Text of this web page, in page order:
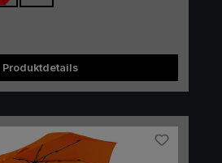
belastbar. Zudem begeistert der
geräumigen Durchmesser,
und seine handlichen Maße.
einmal nicht gebraucht,
im Rucksack oder in der
der "light trek" auch mit dem
Produktdetails